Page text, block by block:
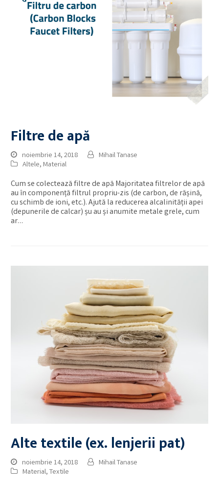
Filtre de apă
noiembrie 14, 2018
Mihail Tanase
Altele,Material
Cum se colectează filtre de apă Majoritatea filtrelor de apă
au în componență filtrul propriu-zis (de carbon, de rășină,
cu schimb de ioni, etc.). Ajută la reducerea alcalinității apei
(depunerile de calcar) șu au și anumite metale grele, cum
ar…
Alte textile (ex. lenjerii pat)
noiembrie 14, 2018
Mihail Tanase
Material,Textile